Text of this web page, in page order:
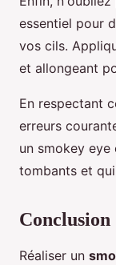
essentiel pour
vos cils.
et allongeant
En respectant
erreurs
un smokey
tombants et
Conclusion
Réaliser un